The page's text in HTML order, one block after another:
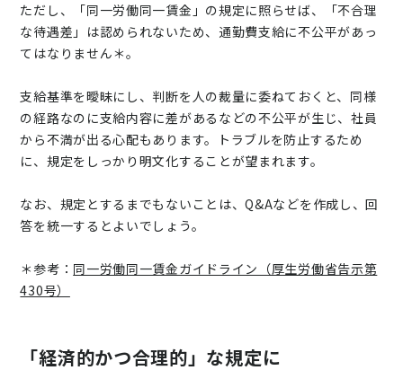
ただし、「同一労働同一賃金」の規定に照らせば、「不合理
な待遇差」は認められないため、通勤費支給に不公平があっ
てはなりません＊。
支給基準を曖昧にし、判断を人の裁量に委ねておくと、同様
の経路なのに支給内容に差があるなどの不公平が生じ、社員
から不満が出る心配もあります。トラブルを防止するため
に、規定をしっかり明文化することが望まれます。
なお、規定とするまでもないことは、Q&Aなどを作成し、回
答を統一するとよいでしょう。
＊参考： 同一労働同一賃金ガイドライン（厚生労働省告示第
430号）
「経済的かつ合理的」な規定に